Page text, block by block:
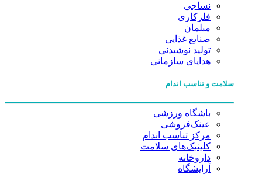
نساجی
فلزکاری
مبلمان
صنایع غذایی
تولید نوشیدنی
هدایای سازمانی
سلامت و تناسب اندام
باشگاه ورزشی
عینک‌فروشی
مرکز تناسب اندام
کلینیک‌های سلامت
داروخانه
آرایشگاه